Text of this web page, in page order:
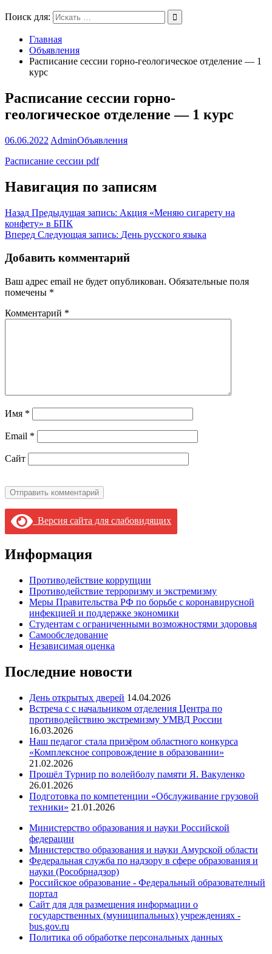
Поиск для:
Главная
Объявления
Расписание сессии горно-геологическое отделение — 1
курс
Расписание сессии горно-
геологическое отделение — 1 курс
06.06.2022 AdminОбъявления
Расписание сессии pdf
Навигация по записям
Назад Предыдущая запись: Акция «Меняю сигарету на
конфету» в БПК
Вперед Следующая запись: День русского языка
Добавить комментарий
Ваш адрес email не будет опубликован. Обязательные поля
помечены *
Комментарий *
Имя *
Email *
Сайт
Версия сайта для слабовидящих
Информация
Противодействие коррупции
Противодействие терроризму и экстремизму
Меры Правительства РФ по борьбе с коронавирусной
инфекцией и поддержке экономики
Студентам с ограниченными возможностями здоровья
Самообследование
Независимая оценка
Последние новости
День открытых дверей 14.04.2026
Встреча с с начальником отделения Центра по
противодействию экстремизму УМВД России
16.03.2026
Наш педагог стала призёром областного конкурса
«Комплексное сопровождение в образовании»
21.02.2026
Прошёл Турнир по волейболу памяти Я. Вакуленко
26.01.2026
Подготовка по компетенции «Обслуживание грузовой
техники» 21.01.2026
Министерство образования и науки Российской
федерации
Министерство образования и науки Амурской области
Федеральная служба по надзору в сфере образования и
науки (Рособрнадзор)
Российское образование - Федеральный образователный
портал
Сайт для для размещения информации о
государственных (муниципальных) учреждениях -
bus.gov.ru
Политика об обработке персональных данных